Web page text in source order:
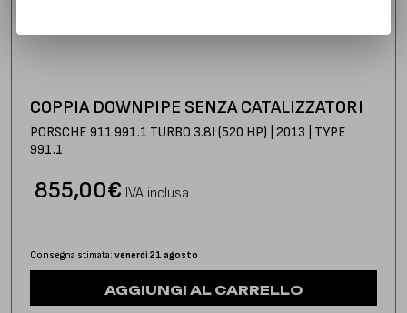
COPPIA DOWNPIPE SENZA CATALIZZATORI
PORSCHE 911 991.1 TURBO 3.8I (520 HP) | 2013 | TYPE
991.1
€
855,00 IVA inclusa
Consegna stimata: venerdì 21 agosto
AGGIUNGI AL CARRELLO